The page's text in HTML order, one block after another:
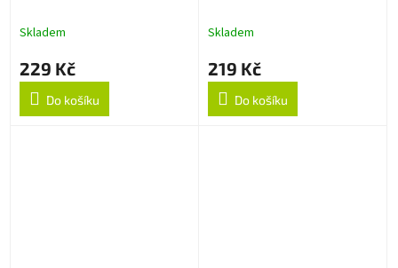
Skladem
229 Kč
Do košíku
Skladem
219 Kč
Do košíku